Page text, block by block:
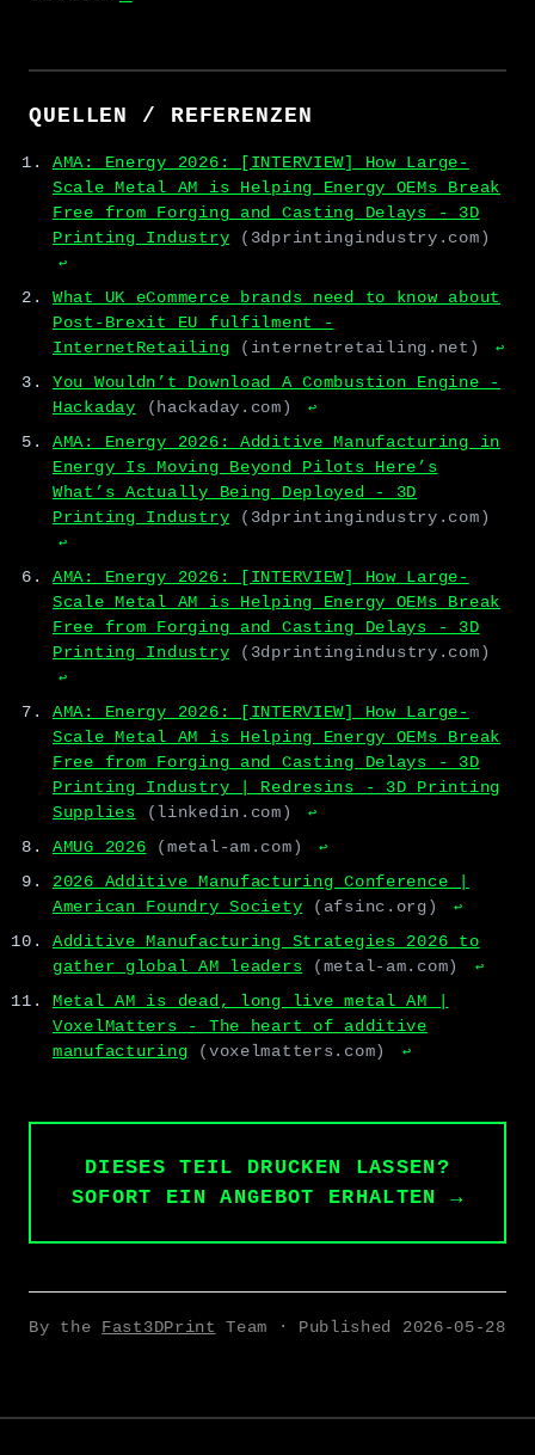
QUELLEN / REFERENZEN
AMA: Energy 2026: [INTERVIEW] How Large-
Scale Metal AM is Helping Energy OEMs Break
Free from Forging and Casting Delays - 3D
Printing Industry
(3dprintingindustry.com)
↩
What UK eCommerce brands need to know about
Post-Brexit EU fulfilment -
InternetRetailing
(internetretailing.net) ↩
You Wouldn’t Download A Combustion Engine -
Hackaday
(hackaday.com) ↩
AMA: Energy 2026: Additive Manufacturing in
Energy Is Moving Beyond Pilots Here’s
What’s Actually Being Deployed - 3D
Printing Industry
(3dprintingindustry.com)
↩
AMA: Energy 2026: [INTERVIEW] How Large-
Scale Metal AM is Helping Energy OEMs Break
Free from Forging and Casting Delays - 3D
Printing Industry
(3dprintingindustry.com)
↩
AMA: Energy 2026: [INTERVIEW] How Large-
Scale Metal AM is Helping Energy OEMs Break
Free from Forging and Casting Delays - 3D
Printing Industry | Redresins - 3D Printing
Supplies
(linkedin.com) ↩
AMUG 2026 (metal-am.com) ↩
2026 Additive Manufacturing Conference |
American Foundry Society
(afsinc.org) ↩
Additive Manufacturing Strategies 2026 to
gather global AM leaders
(metal-am.com) ↩
Metal AM is dead, long live metal AM |
VoxelMatters - The heart of additive
manufacturing
(voxelmatters.com) ↩
DIESES TEIL DRUCKEN LASSEN?
SOFORT EIN ANGEBOT ERHALTEN →
By the Fast3DPrint Team · Published 2026-05-28